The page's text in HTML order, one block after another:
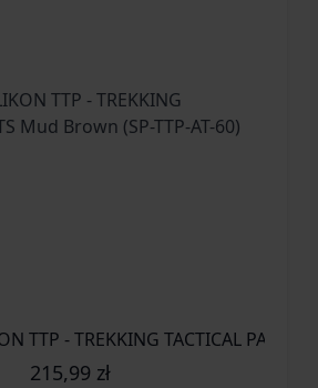
TTP - TREKKING TACTICAL PANTS
215,99 zł